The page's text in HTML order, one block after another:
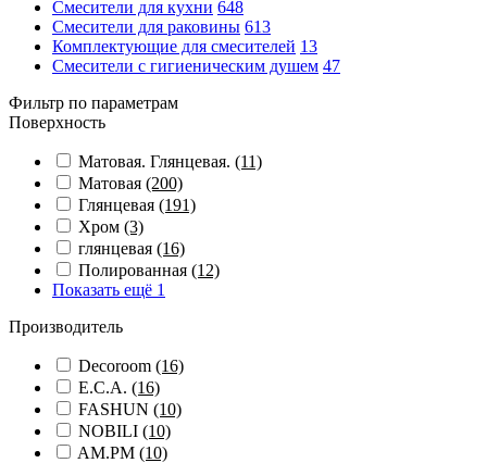
Смесители для кухни 648
Смесители для раковины 613
Комплектующие для смесителей 13
Смесители с гигиеническим душем 47
Фильтр по параметрам
Поверхность
Матовая. Глянцевая. (11)
Матовая (200)
Глянцевая (191)
Хром (3)
глянцевая (16)
Полированная (12)
Показать ещё 1
Производитель
Decoroom (16)
E.C.A. (16)
FASHUN (10)
NOBILI (10)
AM.PM (10)